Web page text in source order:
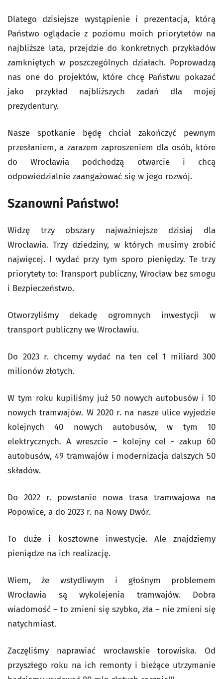
Dlatego dzisiejsze wystąpienie i prezentacja, którą
Państwo oglądacie z poziomu moich priorytetów na
najbliższe lata, przejdzie do konkretnych przykładów
zamkniętych w poszczególnych działach. Poprowadzą
nas one do projektów, które chcę Państwu pokazać
jako przykład najbliższych zadań dla mojej
prezydentury.
Nasze spotkanie będę chciał zakończyć pewnym
przesłaniem, a zarazem zaproszeniem dla osób, które
do Wrocławia podchodzą otwarcie i chcą
odpowiedzialnie zaangażować się w jego rozwój.
Szanowni Państwo!
Widzę trzy obszary najważniejsze dzisiaj dla
Wrocławia. Trzy dziedziny, w których musimy zrobić
najwięcej. I wydać przy tym sporo pieniędzy. Te trzy
priorytety to: Transport publiczny, Wrocław bez smogu
i Bezpieczeństwo.
Otworzyliśmy dekadę ogromnych inwestycji w
transport publiczny we Wrocławiu.
Do 2023 r. chcemy wydać na ten cel 1 miliard 300
milionów złotych.
W tym roku kupiliśmy już 50 nowych autobusów i 10
nowych tramwajów. W 2020 r. na nasze ulice wyjedzie
kolejnych 40 nowych autobusów, w tym 10
elektrycznych. A wreszcie – kolejny cel - zakup 60
autobusów, 49 tramwajów i modernizacja dalszych 50
składów.
Do 2022 r. powstanie nowa trasa tramwajowa na
Popowice, a do 2023 r. na Nowy Dwór.
To duże i kosztowne inwestycje. Ale znajdziemy
pieniądze na ich realizację.
Wiem, że wstydliwym i głośnym problemem
Wrocławia są wykolejenia tramwajów. Dobra
wiadomość – to zmieni się szybko, zła – nie zmieni się
natychmiast.
Zaczęliśmy naprawiać wrocławskie torowiska. Od
przyszłego roku na ich remonty i bieżące utrzymanie